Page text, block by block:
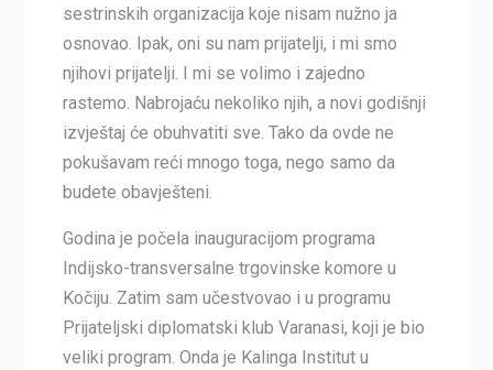
sestrinskih organizacija koje nisam nužno ja
osnovao. Ipak, oni su nam prijatelji, i mi smo
njihovi prijatelji. I mi se volimo i zajedno
rastemo. Nabrojaću nekoliko njih, a novi godišnji
izvještaj će obuhvatiti sve. Tako da ovde ne
pokušavam reći mnogo toga, nego samo da
budete obavješteni.
Godina je počela inauguracijom programa
Indijsko-transversalne trgovinske komore u
Kočiju. Zatim sam učestvovao i u programu
Prijateljski diplomatski klub Varanasi, koji je bio
veliki program. Onda je Kalinga Institut u